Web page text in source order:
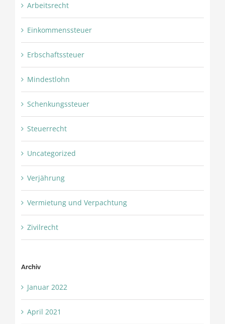
Arbeitsrecht
Einkommenssteuer
Erbschaftssteuer
Mindestlohn
Schenkungssteuer
Steuerrecht
Uncategorized
Verjährung
Vermietung und Verpachtung
Zivilrecht
Archiv
Januar 2022
April 2021